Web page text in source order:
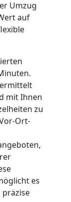
Umzug
auf
mit Ihnen
zu
Ort-
es